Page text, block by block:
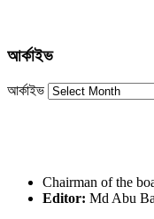
আর্কাইভ
আর্কাইভ
Chairman of the
Editor: Md Abu